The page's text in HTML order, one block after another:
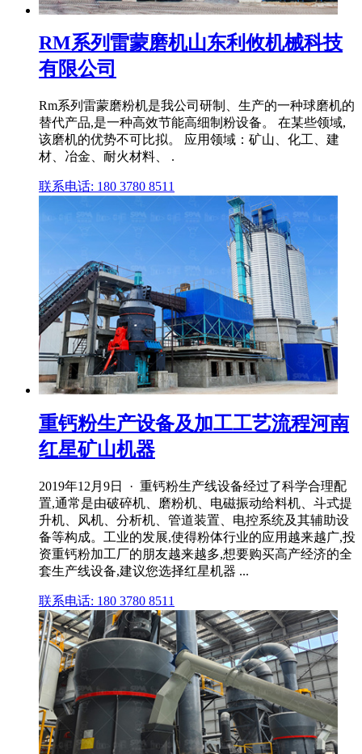
RM系列雷蒙磨机山东利攸机械科技
有限公司
Rm系列雷蒙磨粉机是我公司研制、生产的一种球磨机的
替代产品,是一种高效节能高细制粉设备。 在某些领域,
该磨机的优势不可比拟。 应用领域：矿山、化工、建
材、冶金、耐火材料、 .
联系电话: 180 3780 8511
重钙粉生产设备及加工工艺流程河南
红星矿山机器
2019年12月9日 · 重钙粉生产线设备经过了科学合理配
置,通常是由破碎机、磨粉机、电磁振动给料机、斗式提
升机、风机、分析机、管道装置、电控系统及其辅助设
备等构成。工业的发展,使得粉体行业的应用越来越广,投
资重钙粉加工厂的朋友越来越多,想要购买高产经济的全
套生产线设备,建议您选择红星机器 ...
联系电话: 180 3780 8511